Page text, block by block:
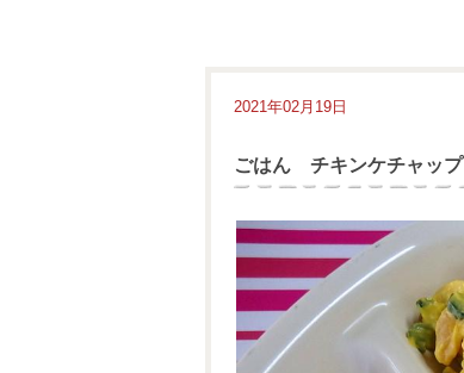
2021年02月19日
ごはん チキンケチャップ